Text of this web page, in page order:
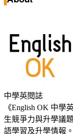
中學英閱誌
《English OK 中
生競爭力與升學議
語學習及升學情報。